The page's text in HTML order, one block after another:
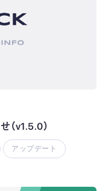
（v1.5.0）
アップデート